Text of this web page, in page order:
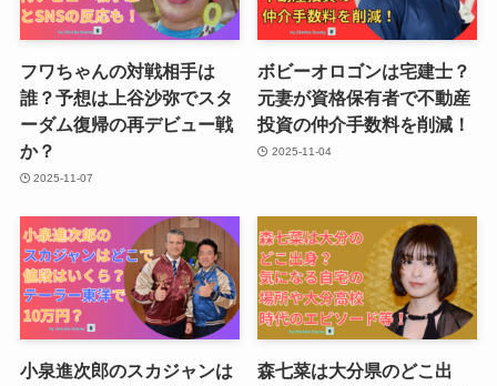
フワちゃんの対戦相手は
誰？予想は上谷沙弥でスタ
ーダム復帰の再デビュー戦
か？
2025-11-07
ボビーオロゴンは宅建士？
元妻が資格保有者で不動産
投資の仲介手数料を削減！
2025-11-04
小泉進次郎のスカジャンは
森七菜は大分県のどこ出